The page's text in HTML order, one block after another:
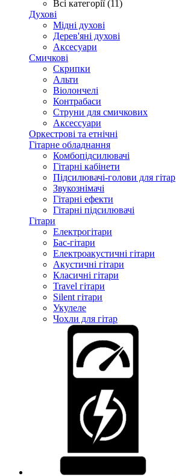
Всі категорії (11)
Духові
Мідні духові
Дерев'яні духові
Аксесуари
Смичкові
Скрипки
Альти
Віолончелі
Контрабаси
Струни для смичкових
Аксеcсуари
Оркестрові та етнічні
Гітарне обладнання
Комбопідсилювачі
Гітарні кабінети
Підсилювачі-голови для гітар
Звукознімачі
Гітарні ефекти
Гітарні підсилювачі
Гітари
Електрогітари
Бас-гітари
Електроакустичні гітари
Акустичні гітари
Класичні гітари
Travel гітари
Silent гітари
Укулеле
Чохли для гітар